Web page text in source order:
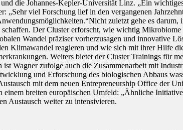
die Johannes-Kepler-Universität Linz. „Ein
viel Forschung lief in den vergangenen
zuletzt gehe es
Der Cluster erforscht, wie wichtig
Wandel präziser vorherzusagen und innovative
reagieren und wie sich mit ihrer Hilfe
Weiters bietet der Cluster Trainings für
Wagner zufolge auch die Zusammenarbeit mit
und Erforschung des biologischen Abbaus
mit dem neuen Entrepreneurship Office der
breiten europäischen Umfeld: „Ähnliche
Austausch weiter zu intensivieren.